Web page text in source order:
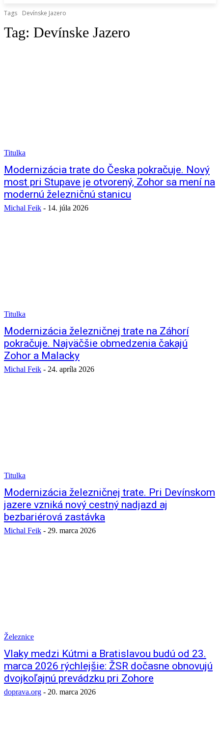
Tags Devínske Jazero
Tag: Devínske Jazero
Titulka
Modernizácia trate do Česka pokračuje. Nový
most pri Stupave je otvorený, Zohor sa mení na
modernú železničnú stanicu
Michal Feik - 14. júla 2026
Titulka
Modernizácia železničnej trate na Záhorí
pokračuje. Najväčšie obmedzenia čakajú
Zohor a Malacky
Michal Feik - 24. apríla 2026
Titulka
Modernizácia železničnej trate. Pri Devínskom
jazere vzniká nový cestný nadjazd aj
bezbariérová zastávka
Michal Feik - 29. marca 2026
Železnice
Vlaky medzi Kútmi a Bratislavou budú od 23.
marca 2026 rýchlejšie: ŽSR dočasne obnovujú
dvojkoľajnú prevádzku pri Zohore
doprava.org - 20. marca 2026